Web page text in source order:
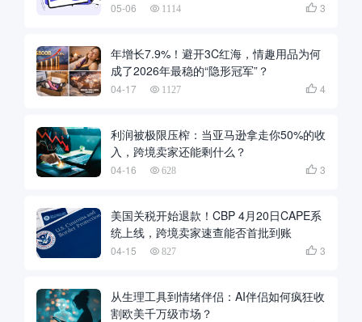
05-06 1114  3
年增长7.9%！避开3C红海，情趣用品为何
成了2026年最稳的“隐形冠军”？
04-17 1127  4
利润被极限压榨：当亚马逊拿走你50%的收
入，跨境卖家还能剩什么？
04-16 628  3
美国关税开始退款！CBP 4月20日CAPE系
统上线，跨境卖家速查能否首批到账
04-15 827  3
从生理工具到情绪伴侣：AI伴侣如何疯狂收
割欧美千万级市场？